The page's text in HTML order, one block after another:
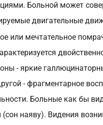
Больной может
двигательные
или мечтательное
- яркие
- фрагментарное
Больные как бы
(сон наяву). Видения